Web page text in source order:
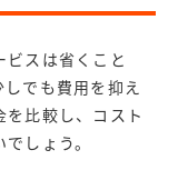
スは省くこと
でも費用を抑え
比較し、コスト
しょう。